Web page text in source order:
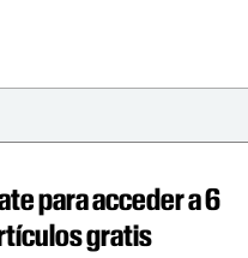
para acceder a 6
gratis